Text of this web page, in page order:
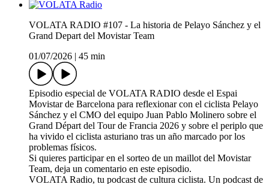
VOLATA RADIO #107 - La historia de Pelayo Sánchez y el
Grand Depart del Movistar Team
01/07/2026
45 min
Episodio especial de VOLATA RADIO desde el Espai
Movistar de Barcelona para reflexionar con el ciclista Pelayo
Sánchez y el CMO del equipo Juan Pablo Molinero sobre el
Grand Départ del Tour de Francia 2026 y sobre el periplo que
ha vivido el ciclista asturiano tras un año marcado por los
problemas físicos.
Si quieres participar en el sorteo de un maillot del Movistar
Team, deja un comentario en este episodio.
VOLATA Radio, tu podcast de cultura ciclista. Un podcast de